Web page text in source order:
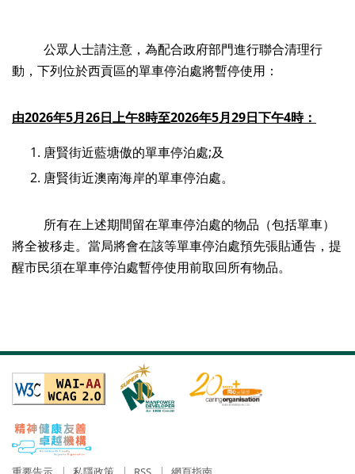
公眾人士請注意，為配合政府部門進行聯合清理行
動，下列位於西貢區的單車停泊處將暫停使用：
由2026年5月26日上午8時至2026年5月29日下午4時：
唐賢街近藍塘傲的單車停泊處;及
唐賢街近澳南海岸的單車停泊處。
所有在上述期間留在單車停泊處的物品（包括單車）
將全被移走。當局將會在該等單車停泊處預先張貼通告，提
醒市民須在單車停泊處暫停使用前取回所有物品。